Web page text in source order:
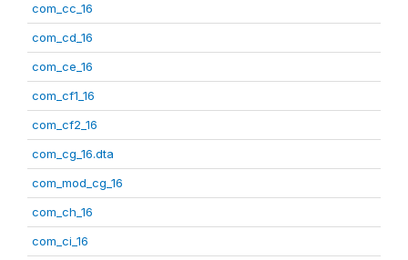
com_cc_16
com_cd_16
com_ce_16
com_cf1_16
com_cf2_16
com_cg_16.dta
com_mod_cg_16
com_ch_16
com_ci_16